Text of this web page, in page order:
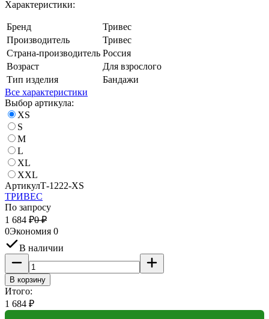
Характеристики:
Бренд
Тривес
Производитель
Тривес
Страна-производитель Россия
Возраст
Для взрослого
Тип изделия
Бандажи
Все характеристики
Выбор артикула:
XS
S
M
L
XL
XXL
АртикулТ-1222-XS
ТРИВЕС
По запросу
1 684 ₽0 ₽
0Экономия 0
В наличии
В корзину
Итого:
1 684 ₽